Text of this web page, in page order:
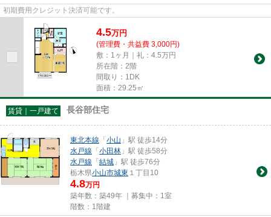
初期費用クレジット決済可能です。
4.5万円
(管理費・共益費 3,000円)
敷：1ヶ月｜礼：4.5万円
所在階：2階
間取り：1DK
面積：29.25㎡
賃貸｜一戸建て 長谷部住宅
東北本線 「小山 」駅 徒歩14分
水戸線 「小田林 」駅 徒歩58分
水戸線 「結城 」駅 徒歩76分
栃木県小山市城東 １丁目10
4.8万円
築年数：築49年 ｜募集中： 1室
階数：1階建